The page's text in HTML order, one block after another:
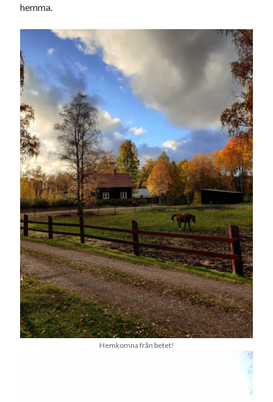
hemma.
Hemkomna från betet!